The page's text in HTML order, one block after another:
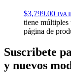
$3,799.00 IVA
tiene múltiples
página de
Suscribete
y nuevos